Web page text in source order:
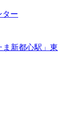
ター
ま新都心駅 」 東